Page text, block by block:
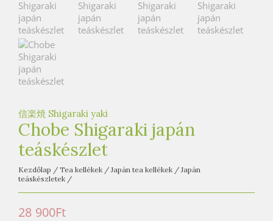
信楽焼 Shigaraki yaki
Chobe Shigaraki japán
teáskészlet
Kezdőlap / Tea kellékek / Japán tea kellékek / Japán
teáskészletek /
28 900Ft